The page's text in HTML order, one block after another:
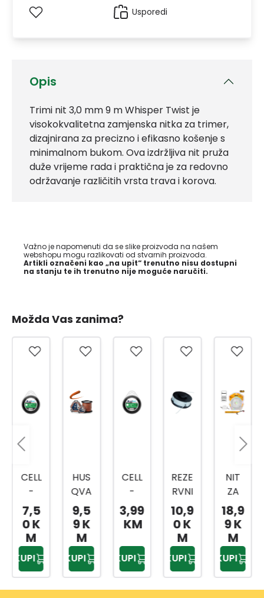
Opis
Trimi nit 3,0 mm 9 m Whisper Twist je
visokokvalitetna zamjenska nitka za trimer,
dizajnirana za precizno i efikasno košenje s
minimalnom bukom. Ova izdržljiva nit pruža
duže vrijeme rada i praktična je za redovno
održavanje različitih vrsta trava i korova.
Važno je napomenuti da se slike proizvoda na našem
webshopu mogu razlikovati od stvarnih proizvoda.
Artikli označeni kao „na upit“ trenutno nisu dostupni
na stanju te ih trenutno nije moguće naručiti.
Usporedi
Možda Vas zanima?
CELL
-
FAST
LAS
ZA
TRIM
ER
PRE
MIU
7,5
0 K
M
KUPI
HUS
QVA
RNA
TRIMI
NIT
2,4M
M
12M
WHIS
9,5
9 K
M
KUPI
CELL
-
FAST
LAS
TRIM
ER
PRE
MIU
3,99
KM
KUPI
REZE
RVNI
KON
AC
ZA
GC-
ET
4530
10,9
0 K
M
KUPI
NIT
ZA
TRIM
ER 2
MM X
120 M
ALS2
001
18,9
9 K
M
KUPI